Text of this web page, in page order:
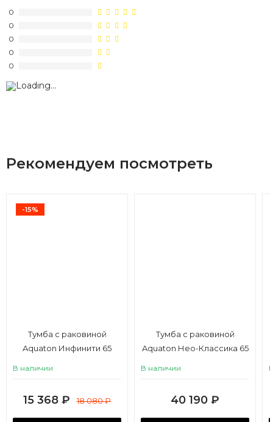
0
0
0
0
0
Рекомендуем посмотреть
-15%
Тумба с раковиной
Aquaton Инфинити 65
В наличии
15 368 ₽ 18 080₽
Тумба с раковиной
Aquaton Нео-Классика 65
В наличии
40 190 ₽